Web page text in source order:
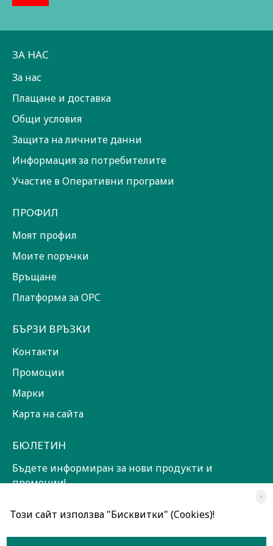
ЗА НАС
За нас
Плащане и доставка
Общи условия
Защита на личните данни
Информация за потребителите
Участие в Оперативни програми
ПРОФИЛ
Моят профил
Моите поръчки
Връщане
Платформа за ОРС
БЪРЗИ ВРЪЗКИ
Контакти
Промоции
Марки
Карта на сайта
БЮЛЕТИН
Бъдете информиран за нови продукти и
промоции!
Прочетох и съм съгласен сОбщи условия
×
Този сайт използва "Бисквитки" (Cookies)!